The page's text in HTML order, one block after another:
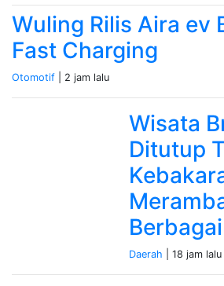
Wuling Rilis Aira ev
Fast Charging
Otomotif | 2 jam lalu
Wisata
Ditutup
Daerah | 18 jam lalu